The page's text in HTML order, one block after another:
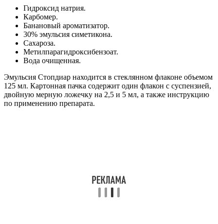
Гидроксид натрия.
Карбомер.
Банановый ароматизатор.
30% эмульсия симетикона.
Сахароза.
Метилпарагидроксибензоат.
Вода очищенная.
Эмульсия Стопдиар находится в стеклянном флаконе объемом
125 мл. Картонная пачка содержит один флакон с суспензией,
двойную мерную ложечку на 2,5 и 5 мл, а также инструкцию
по применению препарата.